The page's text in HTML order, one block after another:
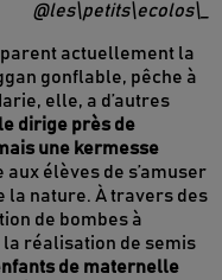
@les\petits\ecolos\_
actuellement la
gonflable, pêche à
elle, a d’autres
dirige près de
une kermesse
élèves de s’amuser
la nature. À travers des
de bombes à
réalisation de semis
de maternelle